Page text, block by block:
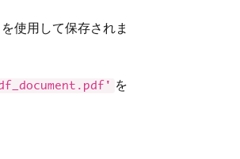
使用して保存されま
を